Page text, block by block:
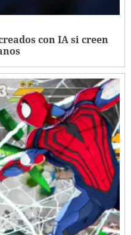
con IA si creen